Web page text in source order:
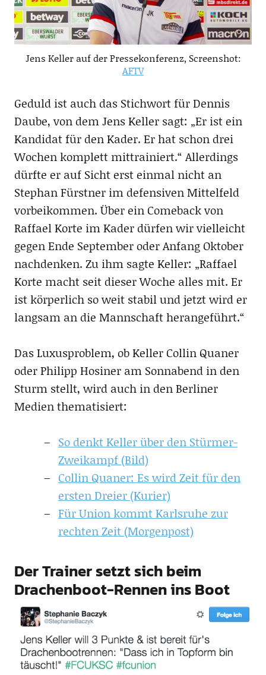
Jens Keller auf der Pressekonferenz, Screenshot:
AFTV
Geduld ist auch das Stichwort für Dennis
Daube, von dem Jens Keller sagt: „Er ist ein
Kandidat für den Kader. Er hat schon drei
Wochen komplett mittrainiert.“ Allerdings
dürfte er auf Sicht erst einmal nicht an
Stephan Fürstner im defensiven Mittelfeld
vorbeikommen. Über ein Comeback von
Raffael Korte im Kader dürfen wir vielleicht
gegen Ende September oder Anfang Oktober
nachdenken. Zu ihm sagte Keller: „Raffael
Korte macht seit dieser Woche alles mit. Er
ist körperlich so weit stabil und jetzt wird er
langsam an die Mannschaft herangeführt.“
Das Luxusproblem, ob Keller Collin Quaner
oder Philipp Hosiner am Sonnabend in den
Sturm stellt, wird auch in den Berliner
Medien thematisiert:
So denkt Keller über den Stürmer-
Zweikampf (Bild)
Collin Quaner: Es wird Zeit für den
ersten Dreier (Kurier)
Für Union kommt Karlsruhe zur
rechten Zeit (Morgenpost)
Der Trainer setzt sich beim
Drachenboot-Rennen ins Boot